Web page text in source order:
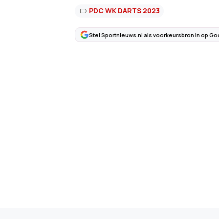
PDC WK DARTS 2023
Stel Sportnieuws.nl als voorkeursbron in op